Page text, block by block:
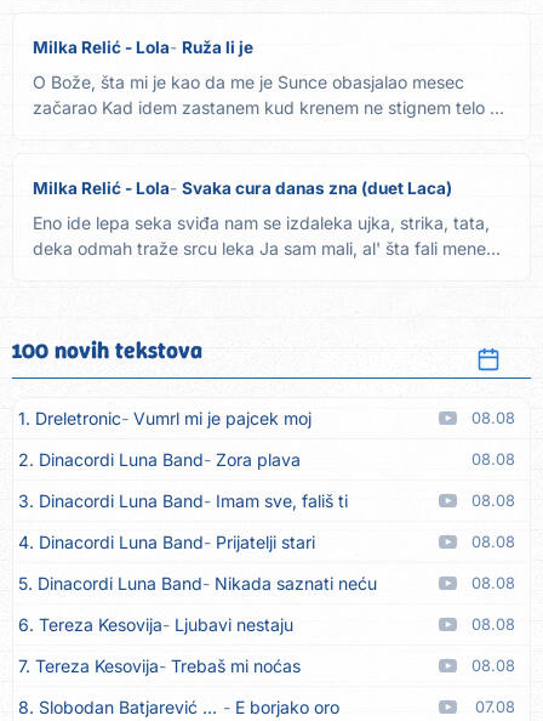
Milka Relić - Lola Ruža li je
O Bože, šta mi je kao da me je Sunce obasjalao mesec
začarao Kad idem zastanem kud krenem ne stignem telo mi
Milka Relić - Lola Svaka cura danas zna (duet Laca)
Eno ide lepa seka sviđa nam se izdaleka ujka, strika, tata,
deka odmah traže srcu leka Ja sam mali, al' šta fali mene...
100 novih tekstova
1. Dreletronic Vumrl mi je pajcek moj 08.08
2. Dinacordi Luna Band Zora plava 08.08
3. Dinacordi Luna Band Imam sve, fališ ti 08.08
4. Dinacordi Luna Band Prijatelji stari 08.08
5. Dinacordi Luna Band Nikada saznati neću 08.08
6. Tereza Kesovija Ljubavi nestaju 08.08
7. Tereza Kesovija Trebaš mi noćas 08.08
8. Slobodan Batjarević Čobe E borjako oro 07.08